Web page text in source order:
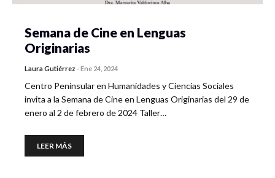
Semana de Cine en Lenguas
Originarias
Laura Gutiérrez -Ene 24, 2024
Centro Peninsular en Humanidades y Ciencias Sociales
invita a la Semana de Cine en Lenguas Originarias del 29 de
enero al 2 de febrero de 2024 Taller…
LEER MÁS